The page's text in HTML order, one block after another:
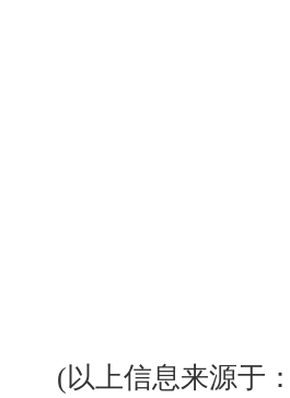
(以上信息来源于：